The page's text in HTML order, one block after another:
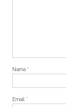
Nama *
Email *